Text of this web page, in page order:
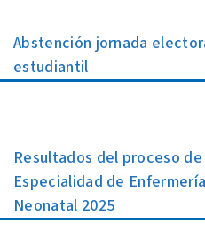
Abstención jornada
estudiantil
Resultados del proceso
Especialidad de
Neonatal 2025